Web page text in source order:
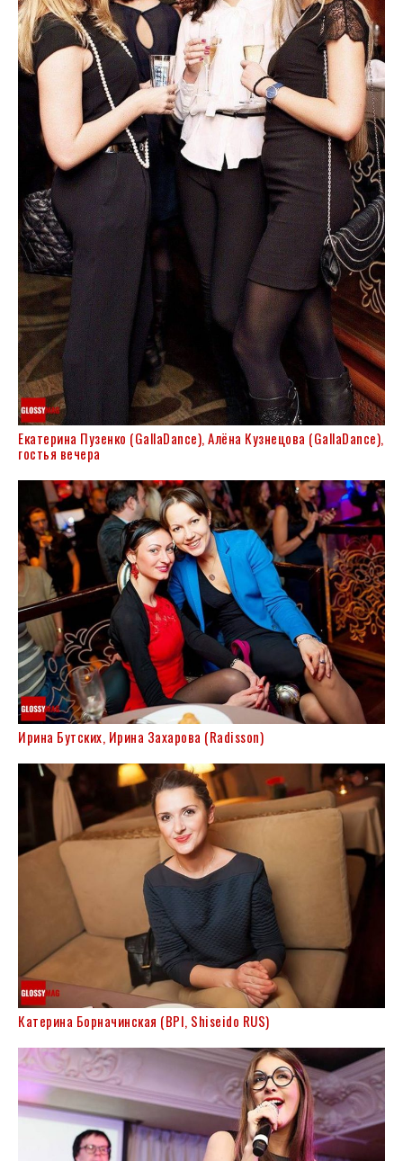
Екатерина Пузенко (GallaDance), Алёна Кузнецова (GallaDance),
гостья вечера
Ирина Бутских, Ирина Захарова (Radisson)
Катерина Борначинская (BPI, Shiseido RUS)